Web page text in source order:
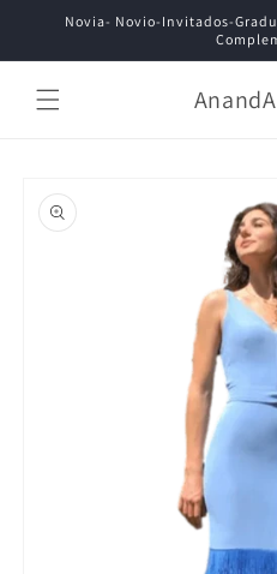
directamente
Novia- Novio-Invitados-
a la
información